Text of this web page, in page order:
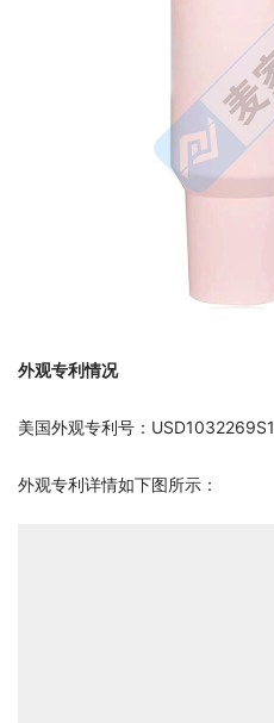
外观专利情况
美国外观专利号：USD1032269S1
外观专利详情如下图所示：